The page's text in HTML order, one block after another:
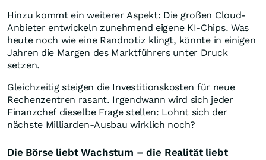
Hinzu kommt ein weiterer Aspekt: Die großen Cloud-
Anbieter entwickeln zunehmend eigene KI-Chips. Was
heute noch wie eine Randnotiz klingt, könnte in einigen
Jahren die Margen des Marktführers unter Druck
setzen.
Gleichzeitig steigen die Investitionskosten für neue
Rechenzentren rasant. Irgendwann wird sich jeder
Finanzchef dieselbe Frage stellen: Lohnt sich der
nächste Milliarden-Ausbau wirklich noch?
Die Börse liebt Wachstum – die Realität liebt